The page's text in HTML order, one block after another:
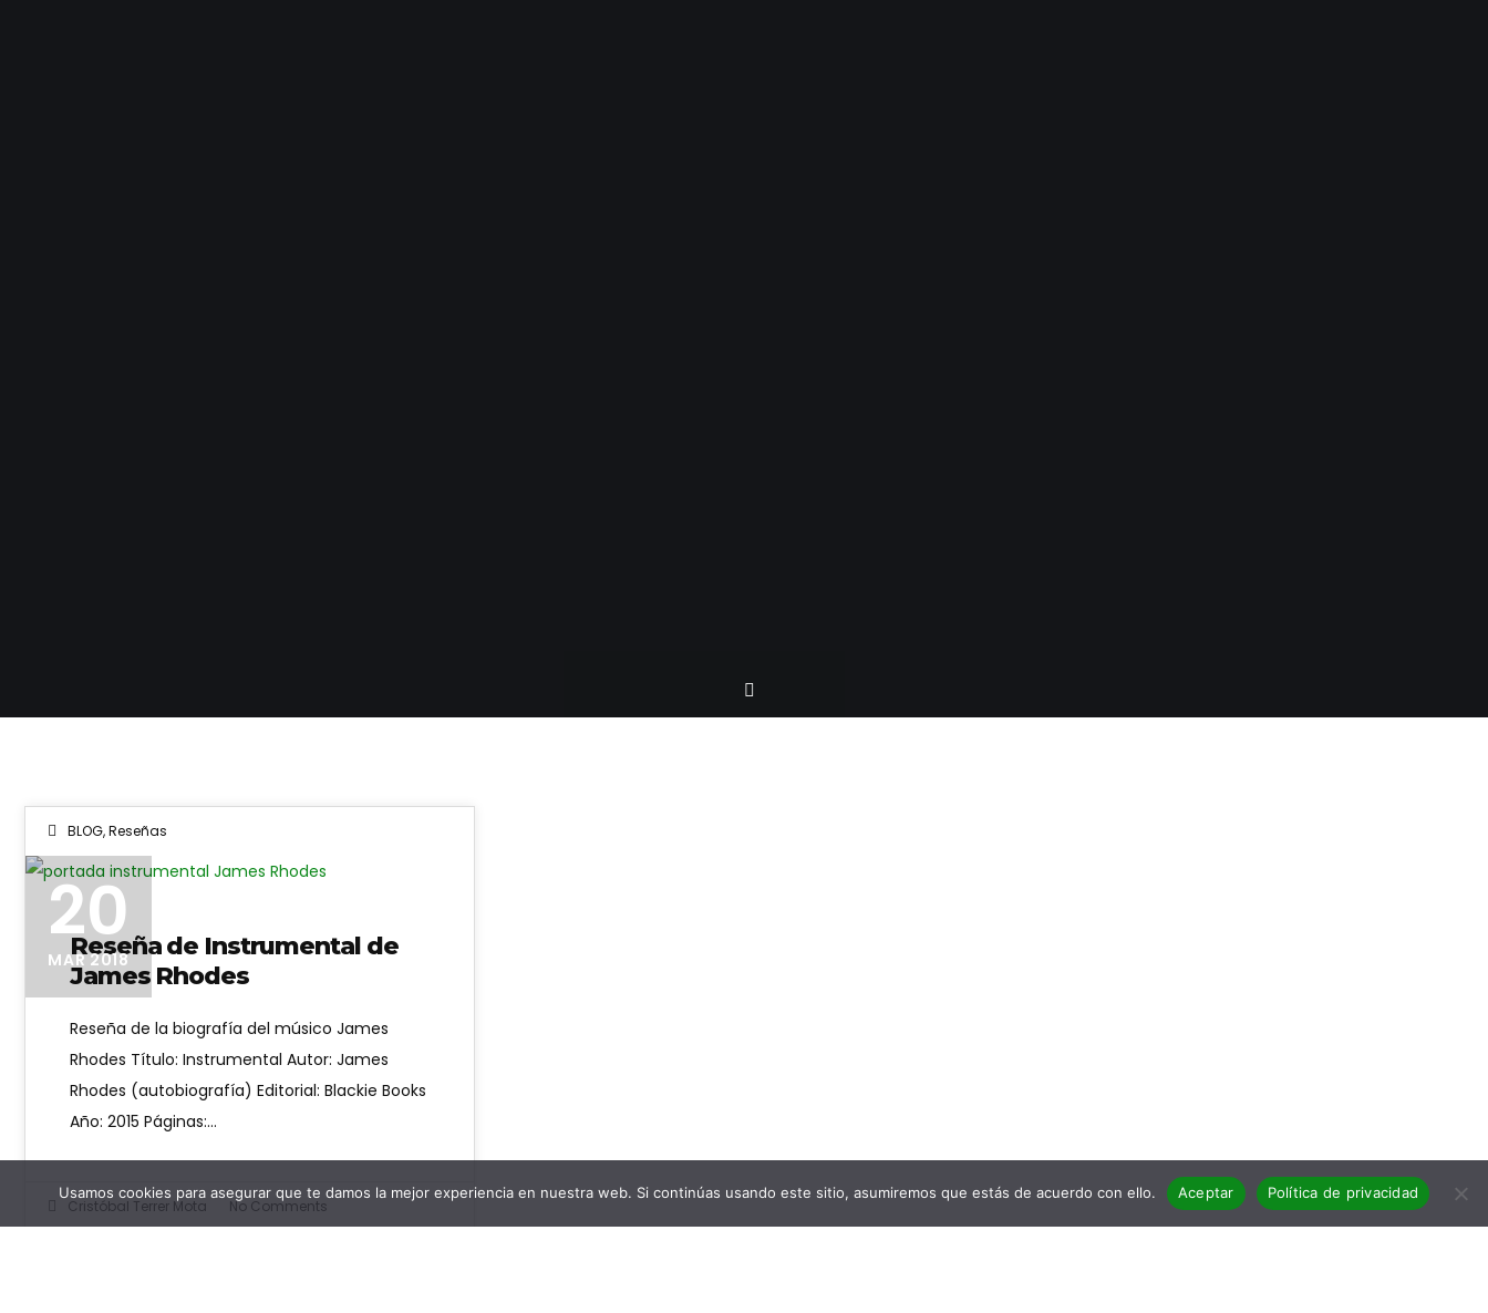
BLOG,Reseñas
20
MAR 2018
Reseña de Instrumental de
James Rhodes
Reseña de la biografía del músico James
Rhodes Título: Instrumental Autor: James
Rhodes (autobiografía) Editorial: Blackie Books
Año: 2015 Páginas:…
Cristóbal Terrer Mota No Comments
Usamos cookies para asegurar que te damos la mejor experiencia en nuestra web. Si continúas usando este sitio, asumiremos que estás de acuerdo con ello. Aceptar Política de privacidad